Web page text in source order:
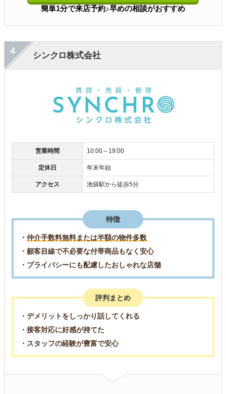
簡単1分で来店予約♪早めの相談がおすすめ
シンクロ株式会社
4
営業時間 10:00～19:00
定休日 年末年始
アクセス 池袋駅から徒歩5分
特徴
・ 仲介手数料無料または半額の物件多数
・顧客目線で不必要な付帯商品もなく安心
・プライバシーにも配慮したおしゃれな店舗
評判まとめ
・デメリットをしっかり話してくれる
・接客対応に好感が持てた
・スタッフの経験が豊富で安心